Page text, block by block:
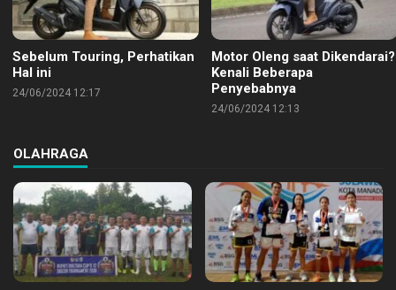
Sebelum Touring, Perhatikan
Hal ini
24/06/2024 12:17
Motor Oleng saat Dikendarai?
Kenali Beberapa
Penyebabnya
24/06/2024 12:13
OLAHRAGA